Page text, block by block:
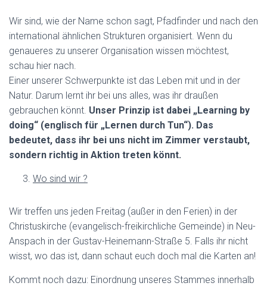
Wir sind, wie der Name schon sagt, Pfadfinder und nach den
international ähnlichen Strukturen organisiert. Wenn du
genaueres zu unserer Organisation wissen möchtest,
schau hier nach.
Einer unserer Schwerpunkte ist das Leben mit und in der
Natur. Darum lernt ihr bei uns alles, was ihr draußen
gebrauchen könnt. Unser Prinzip ist dabei „Learning by
doing“ (englisch für „Lernen durch Tun“). Das
bedeutet, dass ihr bei uns nicht im Zimmer verstaubt,
sondern richtig in Aktion treten könnt.
Wo sind wir ?
Wir treffen uns jeden Freitag (außer in den Ferien) in der
Christuskirche (evangelisch-freikirchliche Gemeinde) in Neu-
Anspach in der Gustav-Heinemann-Straße 5. Falls ihr nicht
wisst, wo das ist, dann schaut euch doch mal die Karten an!
Kommt noch dazu: Einordnung unseres Stammes innerhalb